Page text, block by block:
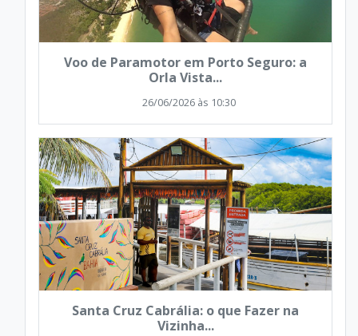
Voo de Paramotor em Porto Seguro: a
Orla Vista...
26/06/2026 às 10:30
Santa Cruz Cabrália: o que Fazer na
Vizinha...